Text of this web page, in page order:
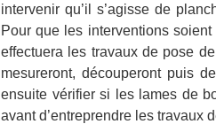
intervenir qu’il s’agisse de
Pour que les interventions
effectuera les travaux de pose
mesureront, découperont puis
ensuite vérifier si les lames de
avant d’entreprendre les travaux